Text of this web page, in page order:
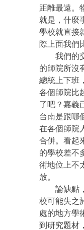
距離最遠。
就是，什麼
學校就直接
際上面我們
我們的
的師院所沒
總統上下班
各個師院比
了吧？嘉義
台南是跟哪
在各個師院
合併。看起
的學校差不
術地位上不
放。
論缺點
校可能失之
處的地方學
到研究題材